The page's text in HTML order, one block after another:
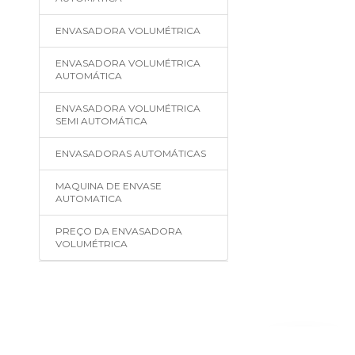
ENVASADORA VOLUMÉTRICA
ENVASADORA VOLUMÉTRICA
AUTOMÁTICA
ENVASADORA VOLUMÉTRICA
SEMI AUTOMÁTICA
ENVASADORAS AUTOMÁTICAS
MAQUINA DE ENVASE
AUTOMATICA
PREÇO DA ENVASADORA
VOLUMÉTRICA